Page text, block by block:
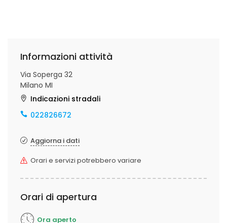
Informazioni attività
Via Soperga 32
Milano MI
Indicazioni stradali
022826672
Aggiorna i dati
Orari e servizi potrebbero variare
Orari di apertura
Ora aperto